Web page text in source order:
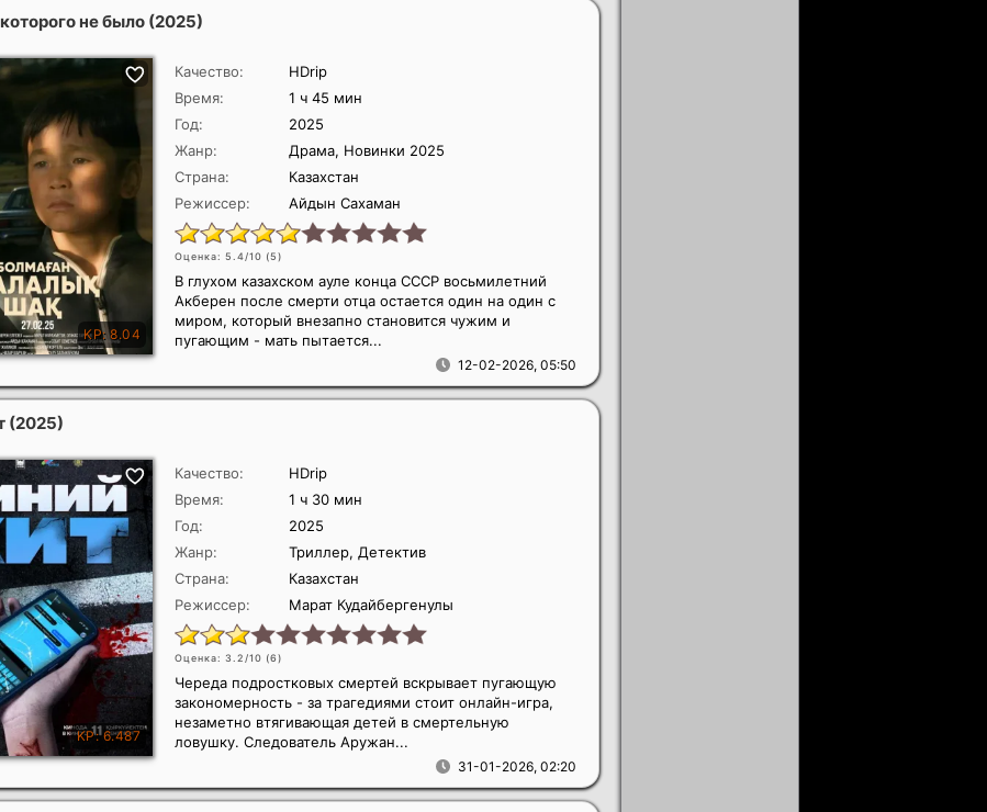
не было (2025)
Качество:
HDrip
Время:
1 ч 45 мин
Год:
2025
Жанр:
Драма, Новинки 2025
Страна:
Казахстан
Режиссер:
Айдын Сахаман
Оценка: 5.4/10 (5)
12-02-2026, 05:50
В глухом казахском ауле конца СССР восьмилетний
Акберен после смерти отца остается один на один с
миром, который внезапно становится чужим и
пугающим - мать пытается...
(2025)
Качество:
HDrip
Время:
1 ч 30 мин
Год:
2025
Жанр:
Триллер, Детектив
Страна:
Казахстан
Режиссер:
Марат Кудайбергенулы
Оценка: 3.2/10 (6)
31-01-2026, 02:20
Череда подростковых смертей вскрывает пугающую
закономерность - за трагедиями стоит онлайн-игра,
незаметно втягивающая детей в смертельную
ловушку. Следователь Аружан...